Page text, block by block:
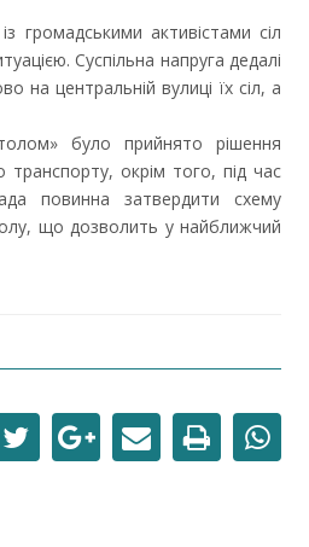
громадськими активістами сіл
Суспільна напруга дедалі
на центральній вулиці їх сіл, а
було прийнято рішення
окрім того, під час
повинна затвердити схему
що дозволить у найближчий
Загострення на Донбасі:
диверсанти бойовиків